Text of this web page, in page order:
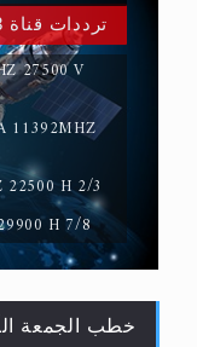
حقيقة المسيح
ترددات قناة MTA3 العربية:
27500 V
11392MHZ
22500 H 2/3
H 7/8
خطب الجمعة